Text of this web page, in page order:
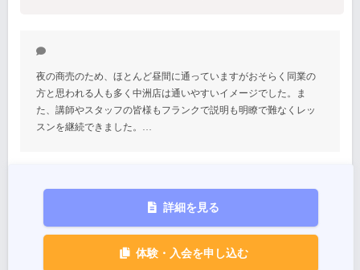
夜の商売のため、ほとんど昼間に通っていますがおそらく同業の
方と思われる人も多く中洲店は通いやすいイメージでした。ま
た、講師やスタッフの皆様もフランクで説明も明瞭で難なくレッ
スンを継続できました。…
詳細を見る
体験・入会を申し込む